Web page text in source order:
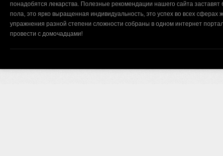
понадобятся лекарства. Полезные рекомендации нашего сайта
пола, это ярко выращенная индивидуальность, это успех во всех
упражнения разной степени сложности собраны в одном интернет
провести с домочадцами!